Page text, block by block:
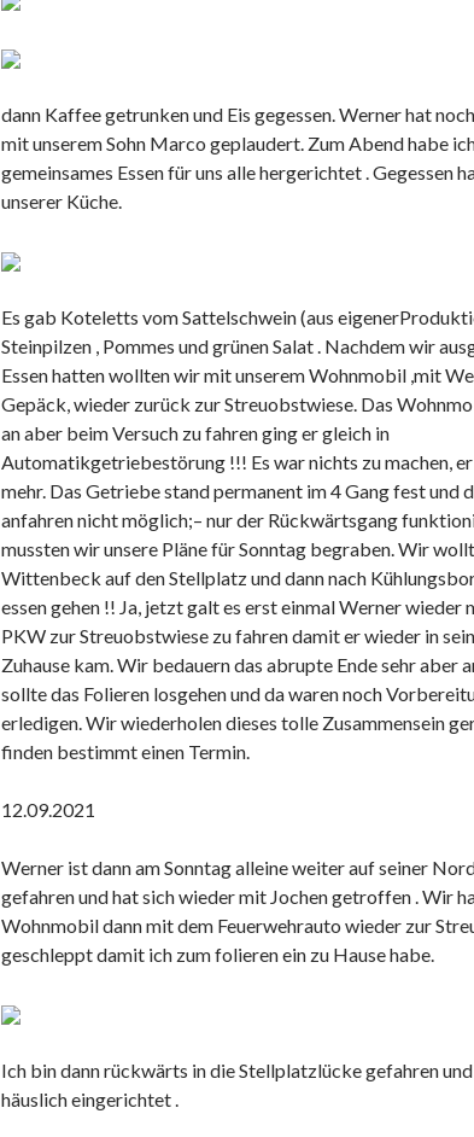
dann Kaffee getrunken und Eis gegessen. Werner hat
mit unserem Sohn Marco geplaudert. Zum Abend habe
gemeinsames Essen für uns alle hergerichtet . Gegessen
unserer Küche.
Es gab Koteletts vom Sattelschwein (aus
Steinpilzen , Pommes und grünen Salat . Nachdem wir
Essen hatten wollten wir mit unserem Wohnmobil ,mit
Gepäck, wieder zurück zur Streuobstwiese. Das
an aber beim Versuch zu fahren ging er gleich in
Automatikgetriebestörung !!! Es war nichts zu machen,
mehr. Das Getriebe stand permanent im 4 Gang fest und
anfahren nicht möglich;– nur der Rückwärtsgang
mussten wir unsere Pläne für Sonntag begraben. Wir
Wittenbeck auf den Stellplatz und dann nach
essen gehen !! Ja, jetzt galt es erst einmal Werner wieder
PKW zur Streuobstwiese zu fahren damit er wieder in
Zuhause kam. Wir bedauern das abrupte Ende sehr aber
sollte das Folieren losgehen und da waren noch
erledigen. Wir wiederholen dieses tolle Zusammensein
finden bestimmt einen Termin.
12.09.2021
Werner ist dann am Sonntag alleine weiter auf seiner
gefahren und hat sich wieder mit Jochen getroffen . Wir
Wohnmobil dann mit dem Feuerwehrauto wieder zur
geschleppt damit ich zum folieren ein zu Hause habe.
Ich bin dann rückwärts in die Stellplatzlücke gefahren
häuslich eingerichtet .